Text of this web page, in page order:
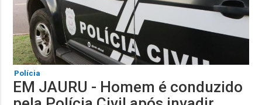
Polícia
EM JAURU - Homem é conduzido